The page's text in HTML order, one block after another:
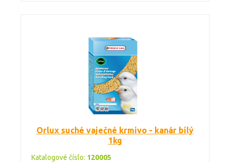
Orlux suché vaječné krmivo - kanár bílý
1kg
Katalogové číslo: 120005